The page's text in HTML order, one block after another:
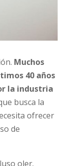
Muchos
40
por la
negocio que
todo el
oler.
política